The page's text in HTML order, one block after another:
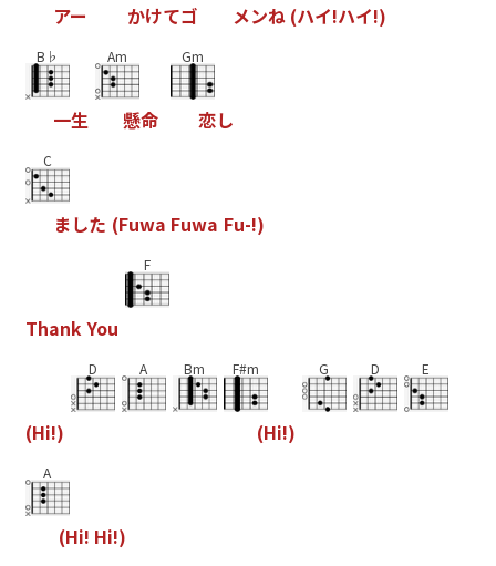
アー かけてゴ メンね (ハイ!ハイ!)
B♭
一生
Am
懸命
Gm
恋し
C
ました (Fuwa Fuwa Fu-!)
ThankYou
F
(Hi!)
D A Bm F#m
(Hi!)
G D E
A
(Hi! Hi!)